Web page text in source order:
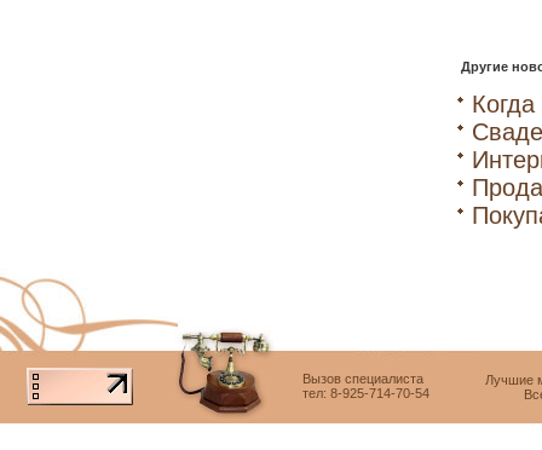
Другие
Вызов специалиста
тел: 8-925-714-70-54
Лучшие